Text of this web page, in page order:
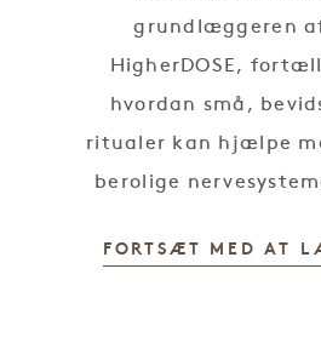
grundlæggeren
HigherDOSE,
hvordan små,
ritualer kan hjælpe
berolige
FORTSÆT MED AT